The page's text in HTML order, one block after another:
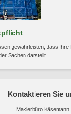
Kontaktieren Sie
Maklerbüro Käsemann
gewährleisten, dass Ihre
Sachen darstellt.